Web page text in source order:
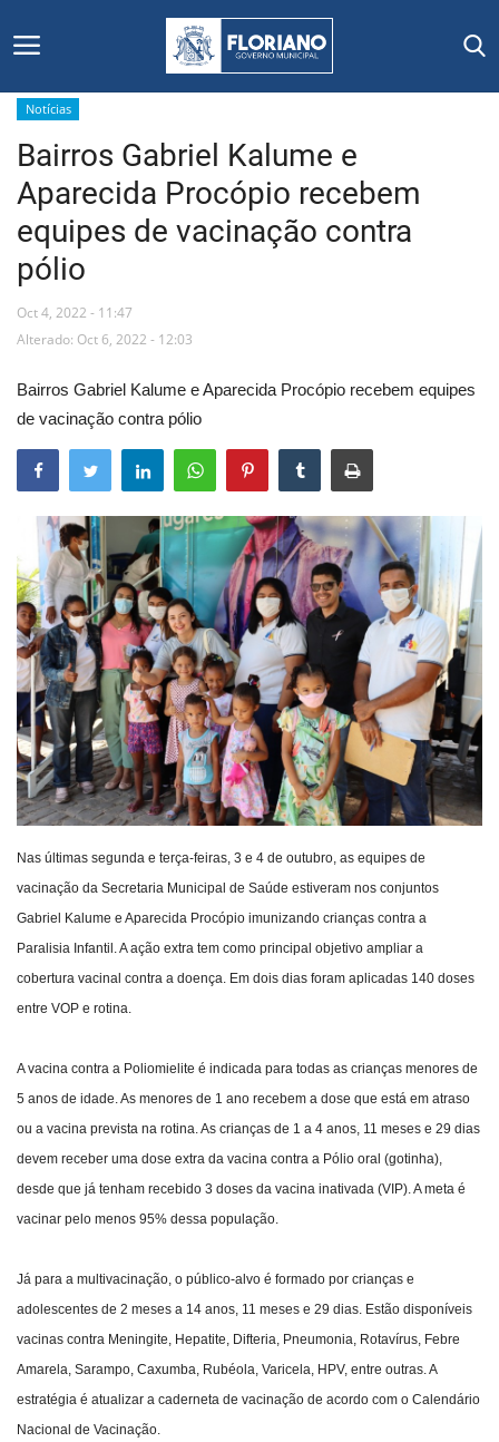
Início
Editais
Floriano
Secretarias e Órgãos
Mural de Licitações
Vídeos
Webmail
Contato
Notícias
Bairros Gabriel Kalume e
Aparecida Procópio recebem
equipes de vacinação contra
pólio
Oct 4, 2022 - 11:47
Alterado: Oct 6, 2022 - 12:03
Bairros Gabriel Kalume e Aparecida Procópio recebem equipes
de vacinação contra pólio
Nas últimas segunda e terça-feiras, 3 e 4 de outubro, as equipes de
vacinação da Secretaria Municipal de Saúde estiveram nos conjuntos
Gabriel Kalume e Aparecida Procópio imunizando crianças contra a
Paralisia Infantil. A ação extra tem como principal objetivo ampliar a
cobertura vacinal contra a doença. Em dois dias foram aplicadas 140 doses
entre VOP e rotina.
A vacina contra a Poliomielite é indicada para todas as crianças menores de
5 anos de idade. As menores de 1 ano recebem a dose que está em atraso
ou a vacina prevista na rotina. As crianças de 1 a 4 anos, 11 meses e 29 dias
devem receber uma dose extra da vacina contra a Pólio oral (gotinha),
desde que já tenham recebido 3 doses da vacina inativada (VIP). A meta é
vacinar pelo menos 95% dessa população.
Já para a multivacinação, o público-alvo é formado por crianças e
adolescentes de 2 meses a 14 anos, 11 meses e 29 dias. Estão disponíveis
vacinas contra Meningite, Hepatite, Difteria, Pneumonia, Rotavírus, Febre
Amarela, Sarampo, Caxumba, Rubéola, Varicela, HPV, entre outras. A
estratégia é atualizar a caderneta de vacinação de acordo com o Calendário
Nacional de Vacinação.